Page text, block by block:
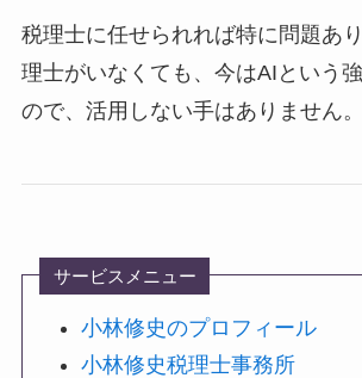
税理士に任せられれば特に問題あ
理士がいなくても、今はAIという
ので、活用しない手はありません。
サービスメニュー
小林修史のプロフィール
小林修史税理士事務所